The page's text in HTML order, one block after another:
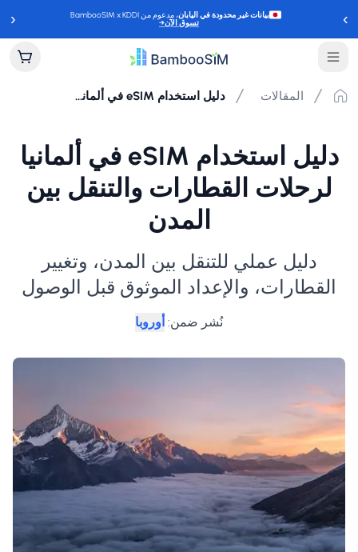
‹ بيانات غير محدودة في اليابان، مدعوم من BambooSIM x KDDI
تسوق الآن→ ›
المقالات دليل استخدام eSIM في ألمانيا لرحلات القطارات والتنقل بين المدن
دليل استخدام eSIM في ألمانيا
لرحلات القطارات والتنقل بين
المدن
دليل عملي للتنقل بين المدن، وتغيير
القطارات، والإعداد الموثوق قبل الوصول
نُشر ضمن: أوروبا